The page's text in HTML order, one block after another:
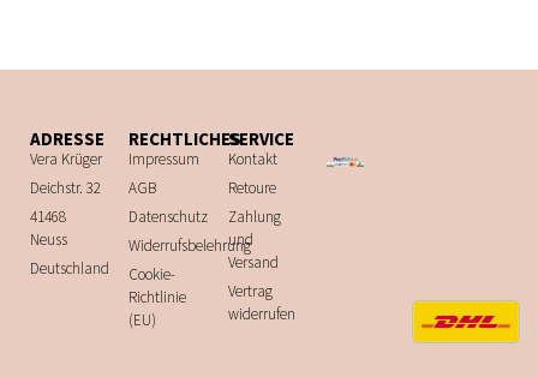
ADRESSE
Vera Krüger
Deichstr. 32
41468
Neuss
Deutschland
RECHTLICHES
Impressum
AGB
Datenschutz
Widerrufsbelehrung
Cookie-
Richtlinie
(EU)
SERVICE
Kontakt
Retoure
Zahlung
und
Versand
Vertrag
widerrufen